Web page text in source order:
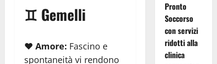
♊ Gemelli
❤️ Amore: Fascino e
spontaneità vi rendono
Pronto
Soccorso
con servizi
ridotti alla
clinica